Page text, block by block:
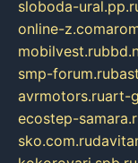
sloboda-
online-z.com
mobilvest.ru
smp-forum.ru
avrmotors.ruart-
ecostep-
sko.com.ru